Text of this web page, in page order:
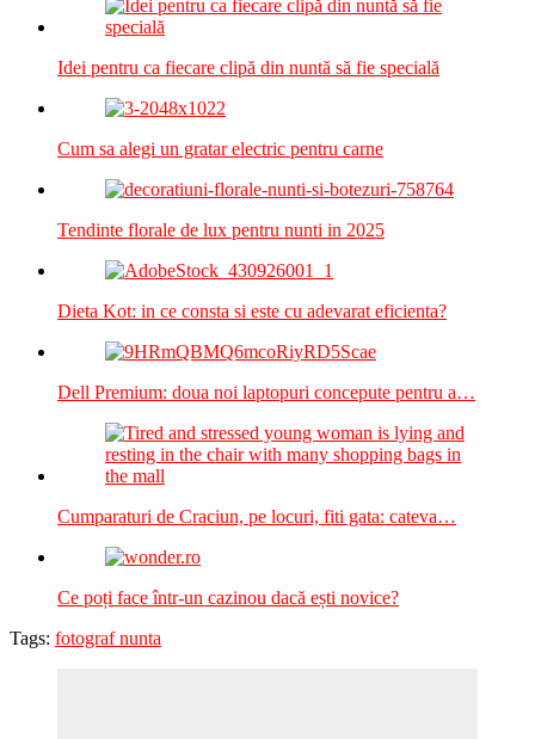
Idei pentru ca fiecare clipă din nuntă să fie specială
Cum sa alegi un gratar electric pentru carne
Tendinte florale de lux pentru nunti in 2025
Dieta Kot: in ce consta si este cu adevarat eficienta?
Dell Premium: doua noi laptopuri concepute pentru a…
Cumparaturi de Craciun, pe locuri, fiti gata: cateva…
Ce poți face într-un cazinou dacă ești novice?
Tags: fotograf nunta